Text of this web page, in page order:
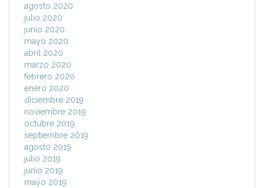
agosto 2020
julio 2020
junio 2020
mayo 2020
abril 2020
marzo 2020
febrero 2020
enero 2020
diciembre 2019
noviembre 2019
octubre 2019
septiembre 2019
agosto 2019
julio 2019
junio 2019
mayo 2019